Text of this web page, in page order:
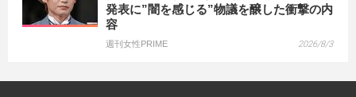
発表に”闇を感じる”物議を醸した衝撃の内
容
週刊女性PRIME 2026/8/3